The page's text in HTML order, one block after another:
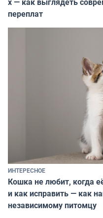
переплат
ИНТЕРЕСНОЕ
Кошка не любит, когда
и как исправить — как
независимому питомцу